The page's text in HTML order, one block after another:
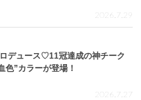
2026.7.29
デュース♡11冠達成の神チーク
色”カラーが登場！
2026.7.27